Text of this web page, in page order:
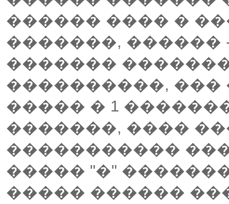
������ ���� �
�������, ������
�������
����������, ���
����� � 1
�������, ����
�����������
����� "�"
����� ������